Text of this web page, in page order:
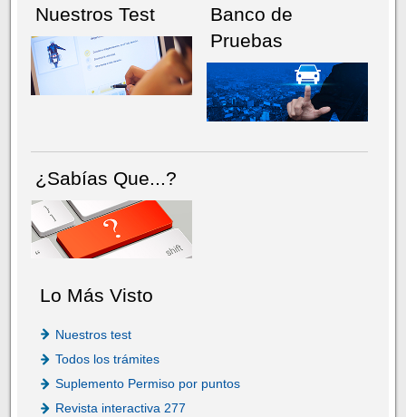
Nuestros Test
Banco de
Pruebas
¿Sabías Que...?
Lo Más Visto
Nuestros test
Todos los trámites
Suplemento Permiso por puntos
Revista interactiva 277